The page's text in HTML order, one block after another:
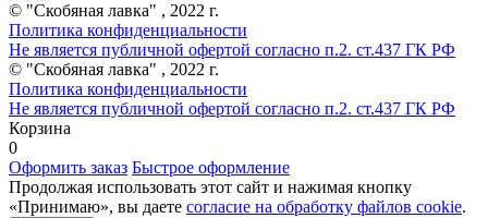
© "Скобяная лавка" , 2022 г.
Политика конфиденциальности
Не является публичной офертой согласно п.2. ст.437 ГК РФ
© "Скобяная лавка" , 2022 г.
Политика конфиденциальности
Не является публичной офертой согласно п.2. ст.437 ГК РФ
Корзина
0
Оформить заказ Быстрое оформление
Продолжая использовать этот сайт и нажимая кнопку
«Принимаю», вы даете согласие на обработку файлов cookie.